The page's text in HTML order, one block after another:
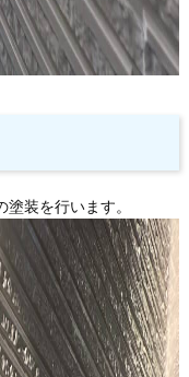
装を行います。